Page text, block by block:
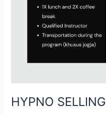
HYPNO SELLING